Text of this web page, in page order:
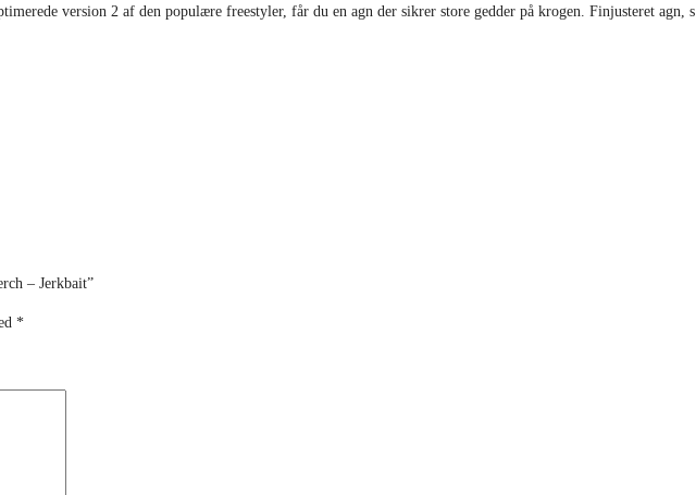
version 2 af den populære freestyler, får du en agn der sikrer store gedder på krogen. Finjusteret agn, s
– Jerkbait”
*